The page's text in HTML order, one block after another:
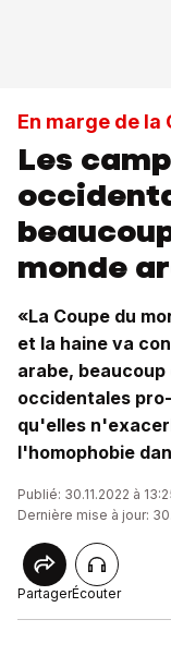
En marge de la
Les
monde
«La Coupe du
et la haine va
arabe,
occidentales
qu'elles
l'homophobie
Publié: 30.11.2022 à
Dernière mise à jour:
PartagerÉcouter